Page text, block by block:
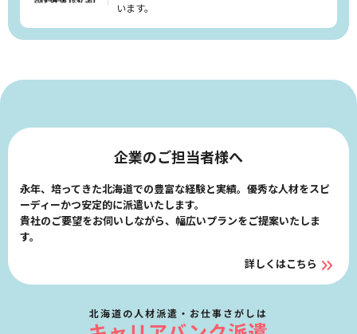
います。
企業のご担当者様へ
永年、培ってきた北海道での豊富な経験と実績。優秀な人材をスピ
ーディーかつ安定的に派遣いたします。
貴社のご要望をお伺いしながら、幅広いプランをご提案いたしま
す。
詳しくはこちら
北海道の人材派遣・お仕事さがしは